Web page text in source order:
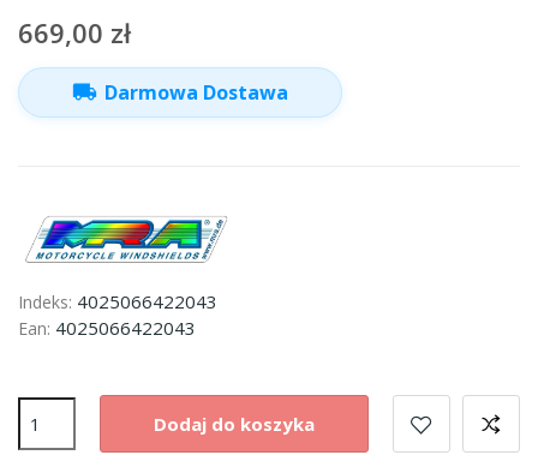
669,00 zł
local_shipping Darmowa Dostawa
Indeks: 4025066422043
Ean: 4025066422043
Dodaj do koszyka